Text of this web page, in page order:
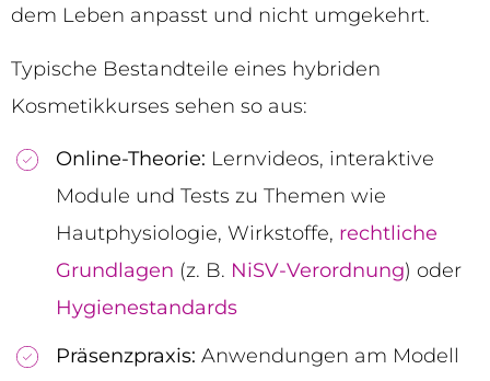
dem Leben anpasst und nicht umgekehrt.
Typische Bestandteile eines hybriden
Kosmetikkurses sehen so aus:
Online-Theorie: Lernvideos, interaktive
Module und Tests zu Themen wie
Hautphysiologie, Wirkstoffe, rechtliche
Grundlagen (z. B. NiSV-Verordnung) oder
Hygienestandards
Präsenzpraxis: Anwendungen am Modell